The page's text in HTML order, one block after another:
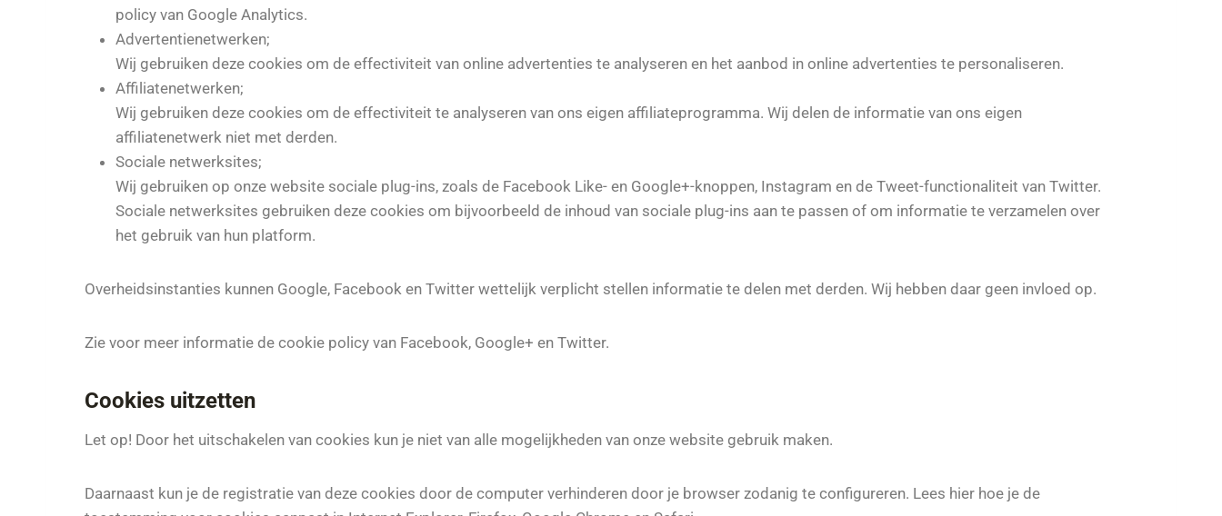
policy van Google Analytics.
Advertentienetwerken;
Wij gebruiken deze cookies om de effectiviteit van online advertenties te analyseren en het aanbod in online advertenties te personaliseren.
Affiliatenetwerken;
Wij gebruiken deze cookies om de effectiviteit te analyseren van ons eigen affiliateprogramma. Wij delen de informatie van ons eigen
affiliatenetwerk niet met derden.
Sociale netwerksites;
Wij gebruiken op onze website sociale plug-ins, zoals de Facebook Like- en Google+-knoppen, Instagram en de Tweet-functionaliteit van Twitter.
Sociale netwerksites gebruiken deze cookies om bijvoorbeeld de inhoud van sociale plug-ins aan te passen of om informatie te verzamelen over
het gebruik van hun platform.
Overheidsinstanties kunnen Google, Facebook en Twitter wettelijk verplicht stellen informatie te delen met derden. Wij hebben daar geen invloed op.
Zie voor meer informatie de cookie policy van Facebook, Google+ en Twitter.
Cookies uitzetten
Let op! Door het uitschakelen van cookies kun je niet van alle mogelijkheden van onze website gebruik maken.
Daarnaast kun je de registratie van deze cookies door de computer verhinderen door je browser zodanig te configureren. Lees hier hoe je de